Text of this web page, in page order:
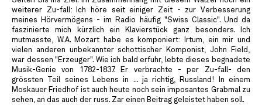
weiterer Zu-fall: Ich höre seit einiger Zeit - zur Verbesserung
meines Hörvermögens - im Radio häufig "Swiss Classic". Und da
faszinierte mich kürzlich ein Klavierstück ganz besonders. Ich
mutmasste, W.A. Mozart habe es komponiert: Irtum, ein mir und
vielen anderen unbekannter schottischer Komponist, John Field,
war dessen "Erzeuger". Wie ich bald erfuhr, lebte dieses begnadete
Musik-Genie von 1782-1837. Er verbrachte - per Zu-fall- den
grössten Teil seines Lebens in ... ja richtig, Russland! In einem
Moskauer Friedhof ist auch heute noch sein imposantes Grabmal zu
sehen, an das auch der russ. Zar einen Beitrag geleistet haben soll.